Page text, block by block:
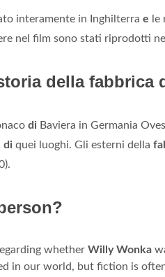
interamente in Inghilterra e le
nel film sono stati riprodotti
della fabbrica
di Baviera in Germania
di quei luoghi. Gli esterni della
whether Willy Wonka
in our world, but fiction is